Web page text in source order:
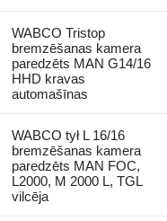
WABCO Tristop
bremzēšanas kamera
paredzēts MAN G14/16
HHD kravas
automašīnas
WABCO tył L 16/16
bremzēšanas kamera
paredzēts MAN FOC,
L2000, M 2000 L, TGL
vilcēja